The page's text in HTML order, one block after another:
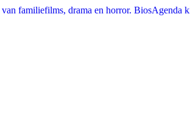
familiefilms, drama en horror.